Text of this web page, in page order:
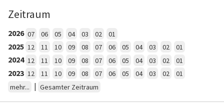
Zeitraum
2026 07 06 05 04 03 02 01
2025 12 11 10 09 08 07 06 05 04 03 02 01
2024 12 11 10 09 08 07 06 05 04 03 02 01
2023 12 11 10 09 08 07 06 05 04 03 02
01
mehr...
| Gesamter Zeitraum